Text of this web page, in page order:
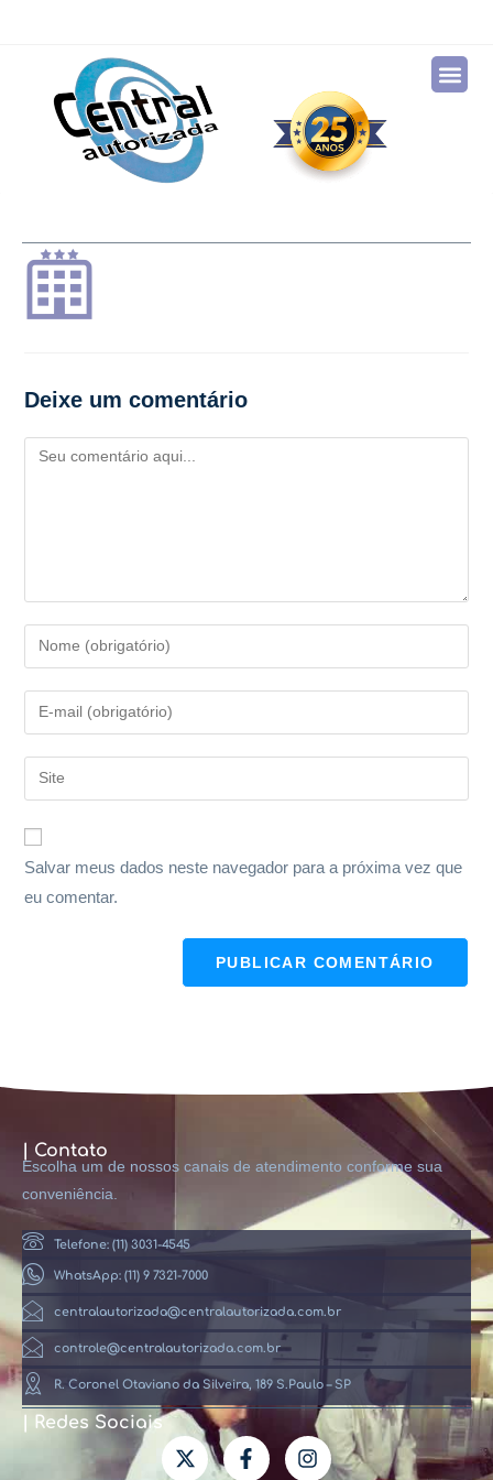
Deixe um comentário
Salvar meus dados neste navegador para a próxima vez que
eu comentar.
| Contato
Escolha um de nossos canais de atendimento conforme sua
conveniência.
Telefone: (11) 3031-4545
WhatsApp: (11) 9 7321-7000
centralautorizada@centralautorizada.com.br
controle@centralautorizada.com.br
R. Coronel Otaviano da Silveira, 189 S.Paulo – SP
| Redes Sociais